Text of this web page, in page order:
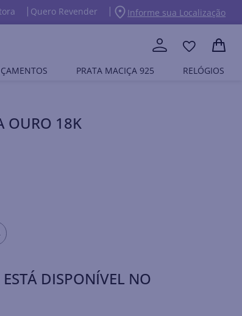
Quero Revender Informe sua Localização
PRATA MACIÇA 925 RELÓGIOS
OURO 18K
DISPONÍVEL NO